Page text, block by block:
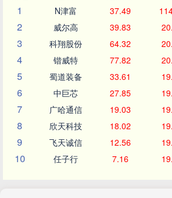
1
N津富 37.49
2 威尔高 39.83
3 科翔股份 64.32
4 锴威特 77.82
5 蜀道装备 33.61
6 中巨芯 27.85
7 广哈通信 19.03
8 欣天科技 18.02
9 飞天诚信 12.56
10 任子行 7.16